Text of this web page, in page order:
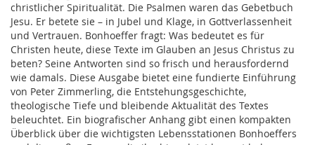
christlicher Spiritualität. Die Psalmen waren das Gebetbuch
Jesu. Er betete sie – in Jubel und Klage, in Gottverlassenheit
und Vertrauen. Bonhoeffer fragt: Was bedeutet es für
Christen heute, diese Texte im Glauben an Jesus Christus zu
beten? Seine Antworten sind so frisch und herausfordernd
wie damals. Diese Ausgabe bietet eine fundierte Einführung
von Peter Zimmerling, die Entstehungsgeschichte,
theologische Tiefe und bleibende Aktualität des Textes
beleuchtet. Ein biografischer Anhang gibt einen kompakten
Überblick über die wichtigsten Lebensstationen Bonhoeffers